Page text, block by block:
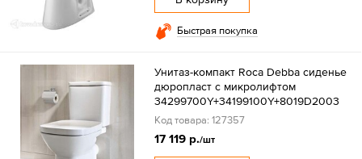
Быстрая покупка
Унитаз-компакт Roca Debba сиденье
дюропласт с микролифтом
34299700Y+34199100Y+8019D2003
Код товара: 127357
17 119 р./шт